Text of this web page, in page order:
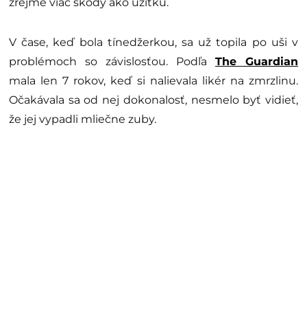
V čase, keď bola tínedžerkou, sa už topila po uši v
problémoch so závislosťou. Podľa The Guardian
mala len 7 rokov, keď si nalievala likér na zmrzlinu.
Očakávala sa od nej dokonalosť, nesmelo byť vidieť,
že jej vypadli mliečne zuby.